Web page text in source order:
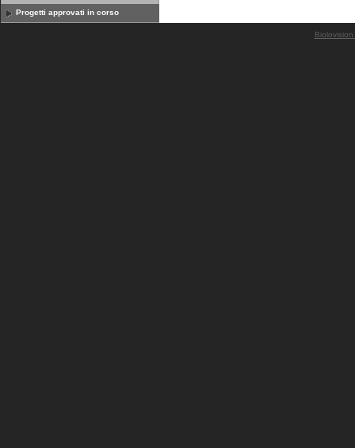
Progetti approvati in corso
Biolovision